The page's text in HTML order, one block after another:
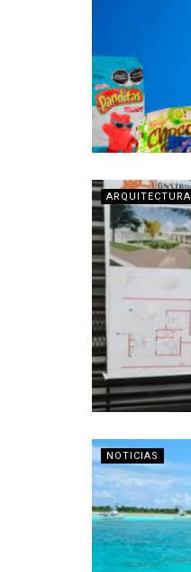
ARQUITECTURA
NOTICIAS